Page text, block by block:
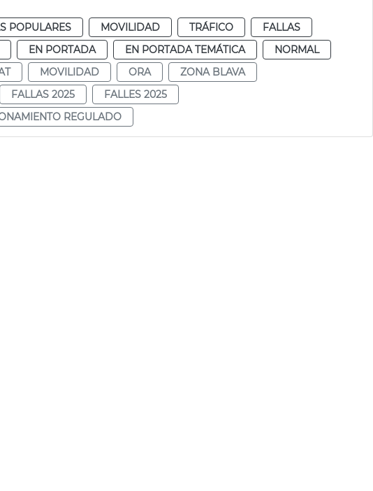
POPULARES MOVILIDAD TRÁFICO
FALLAS
EN PORTADA EN PORTADA TEMÁTICA
NORMAL
MOVILIDAD ORA
ZONA BLAVA
FALLAS 2025
FALLES 2025
REGULADO